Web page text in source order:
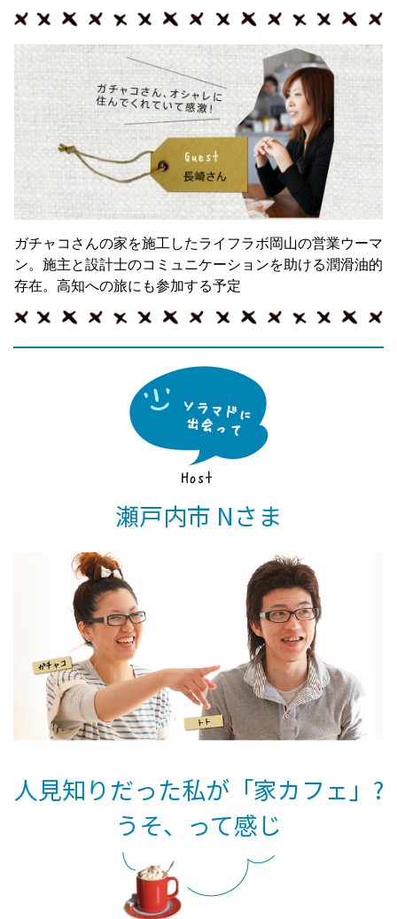
ガチャコさんの家を施工したライフラボ岡山の営業ウーマ
ン。施主と設計士のコミュニケーションを助ける潤滑油的
存在。高知への旅にも参加する予定
瀬戸内市 Nさま
人見知りだった私が「家カフェ」?
うそ、って感じ